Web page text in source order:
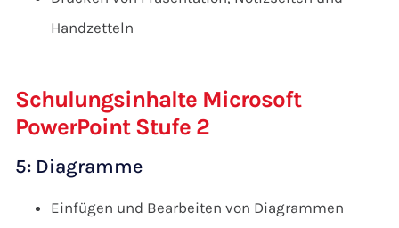
Handzetteln
Schulungsinhalte Microsoft
PowerPoint Stufe 2
5: Diagramme
Einfügen und Bearbeiten von Diagrammen